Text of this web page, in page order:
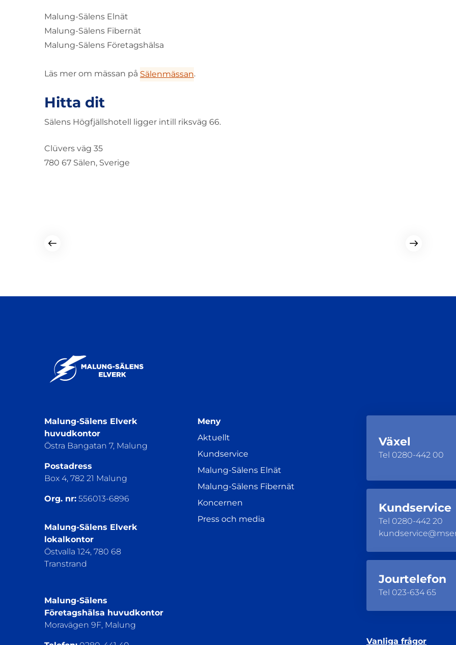
Malung-Sälens Elnät
Malung-Sälens Fibernät
Malung-Sälens Företagshälsa
Läs mer om mässan på Sälenmässan.
Hitta dit
Sälens Högfjällshotell ligger intill riksväg 66.
Clüvers väg 35
780 67 Sälen, Sverige
Malung-Sälens Elverk
huvudkontor
Östra Bangatan 7, Malung
Postadress
Box 4, 782 21 Malung
Org. nr: 556013-6896
Malung-Sälens Elverk
lokalkontor
Östvalla 124, 780 68
Transtrand
Malung-Sälens
Företagshälsa huvudkontor
Moravägen 9F, Malung
Meny
Aktuellt
Kundservice
Malung-Sälens Elnät
Malung-Sälens Fibernät
Koncernen
Press och media
Växel
Tel 0280-442 00
Kundservice
Tel 0280-442 20
Jourtelefon
Tel 023-634 65
Vanliga frågor